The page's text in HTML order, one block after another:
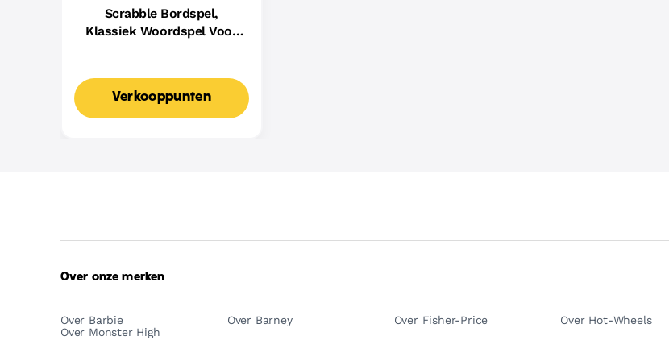
Scrabble Bordspel,
Klassiek Woordspel Voor
Nederlandse Editie
Verkooppunten
Over onze merken
Over Barbie Over Barney Over Fisher-Price Over Hot-Wheels
Over Monster High